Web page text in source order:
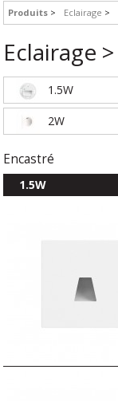
Produits Eclairage
Eclairage >
1.5W
2W
Encastré
1.5W